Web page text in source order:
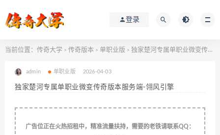
登录
当前位置： 传奇大学 > 传奇版本 > 单职业版 > 独家楚河专属单职业微变传奇版本服务端-翎风引擎
admin 单职业版 2026-04-03
独家楚河专属单职业微变传奇版本服务端-翎风引擎
广告位正在火热招租中，精准流量扶持，需要的老铁请联系QQ：